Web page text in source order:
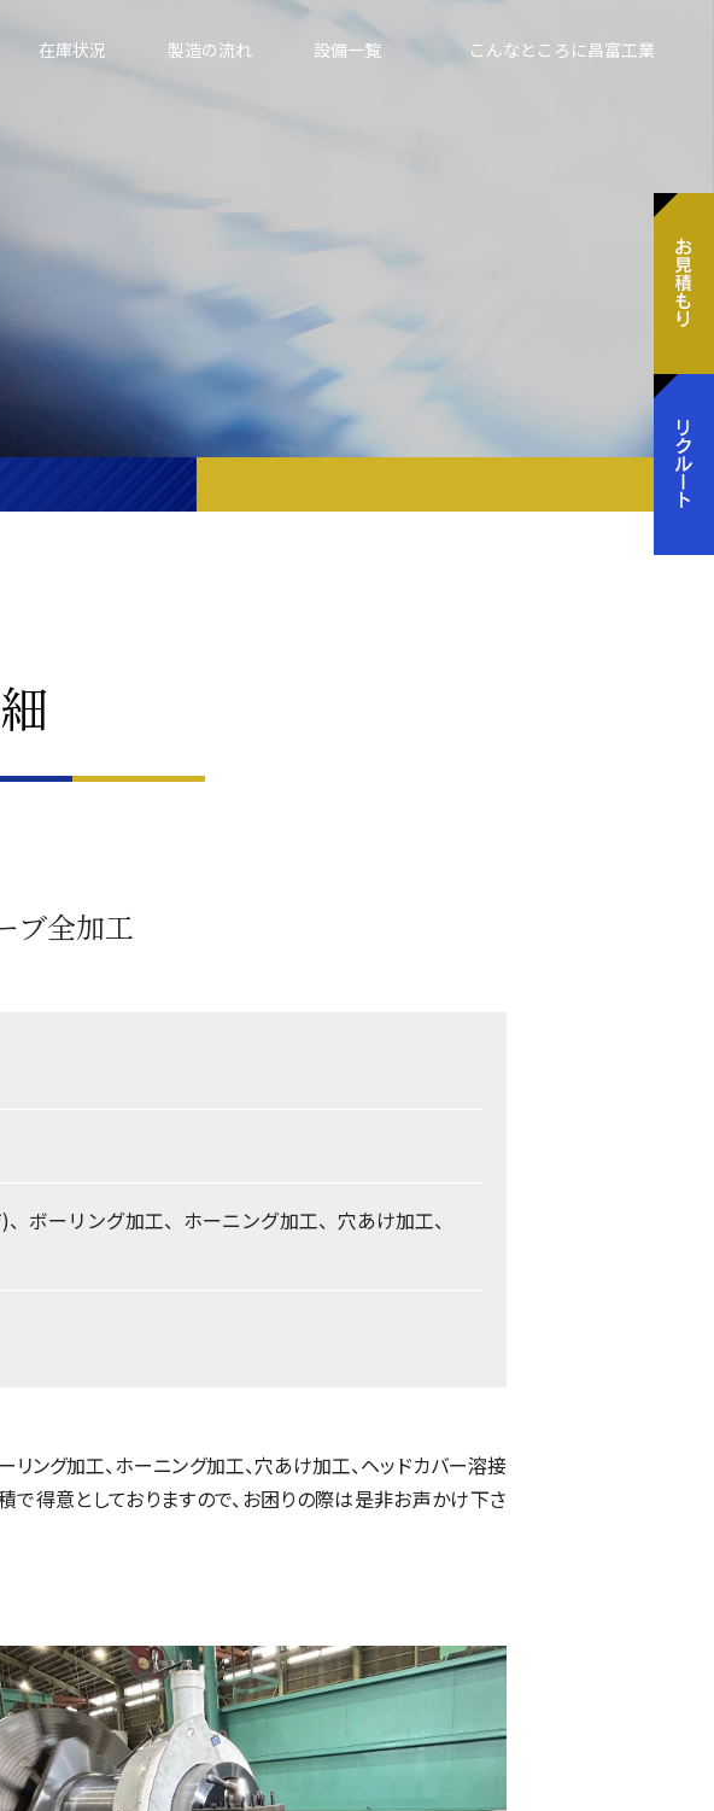
在庫状況 製造の流れ 設備一覧 こんなところに昌富工業
ブ全加工
ボーリング加工、ホーニング加工、穴あけ加工、
リング加工、ホーニング加工、穴あけ加工、ヘッドカバー溶接
得意としておりますので、お困りの際は是非お声かけ下さ